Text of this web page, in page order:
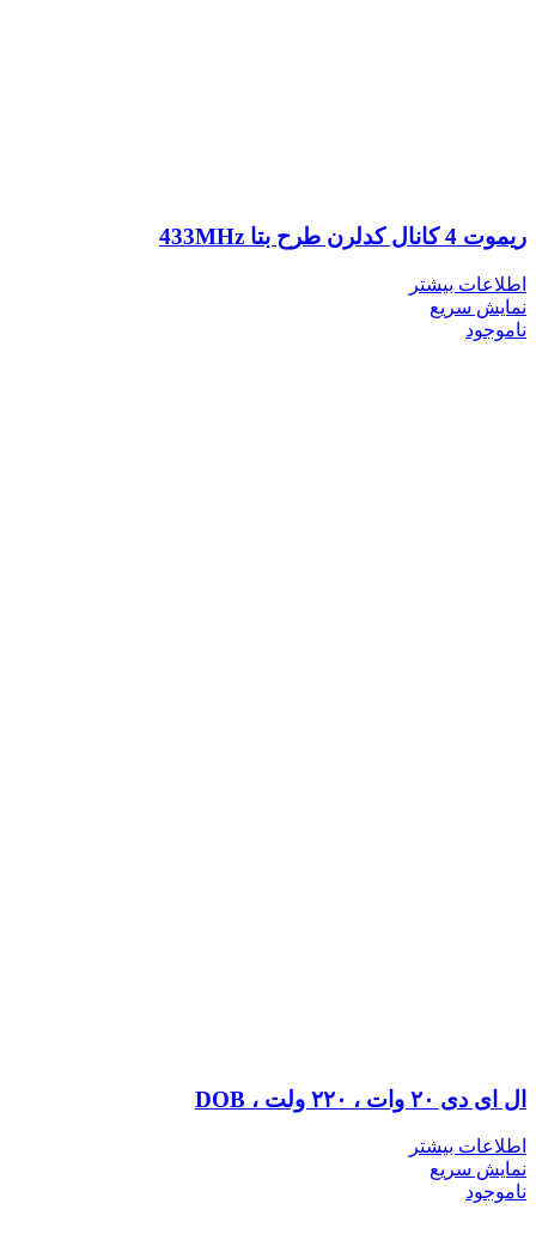
ریموت 4 کانال کدلرن طرح بتا 433MHz
اطلاعات بیشتر
نمایش سریع
ناموجود
ال ای دی ۲۰ وات ، ۲۲۰ ولت ، DOB
اطلاعات بیشتر
نمایش سریع
ناموجود